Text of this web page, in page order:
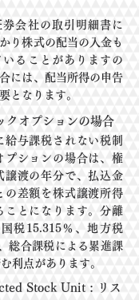
会社の取引明細書に
り株式の配当の入金も
い ることがあり ます の
には、配当所得の申告
となります。
クオプションの場合
与課税されない税制
プションの場合は、権
譲渡の年分で、払込金
の差額を株式譲渡所得
ことになります。分離
国税15.315％、地方税
総合課税による累進課
利点がありま す。
Stock Unit : リス